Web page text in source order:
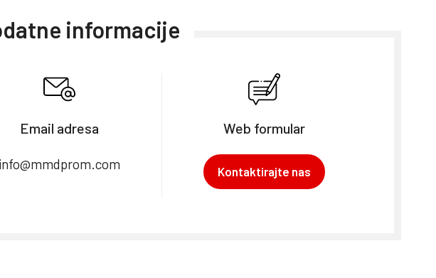
informacije
Email adresa
info@mmdprom.com
Web formular
Kontaktirajte nas